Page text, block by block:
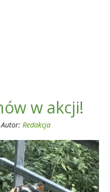
w akcji!
Autor: Redakcja